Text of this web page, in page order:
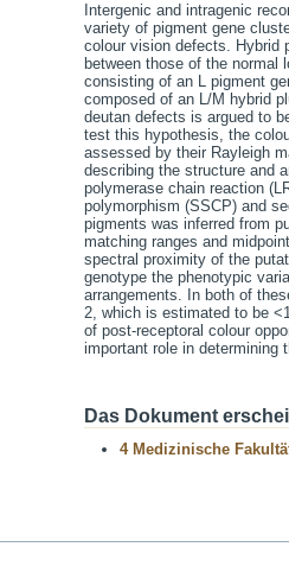
Intergenic and intragenic
variety of pigment gene
colour vision defects. Hybrid
between those of the normal
consisting of an L pigment
composed of an L/M hybrid
deutan defects is argued to
test this hypothesis, the
assessed by their Rayleigh
describing the structure and
polymerase chain reaction
polymorphism (SSCP) and
pigments was inferred from
matching ranges and
spectral proximity of the
genotype the phenotypic
arrangements. In both of
2, which is estimated to be
of post-receptoral colour
important role in determining
Das Dokument
4 Medizinische